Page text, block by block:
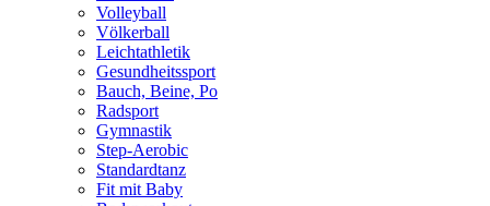
Volleyball
Völkerball
Leichtathletik
Gesundheitssport
Bauch, Beine, Po
Radsport
Gymnastik
Step-Aerobic
Standardtanz
Fit mit Baby